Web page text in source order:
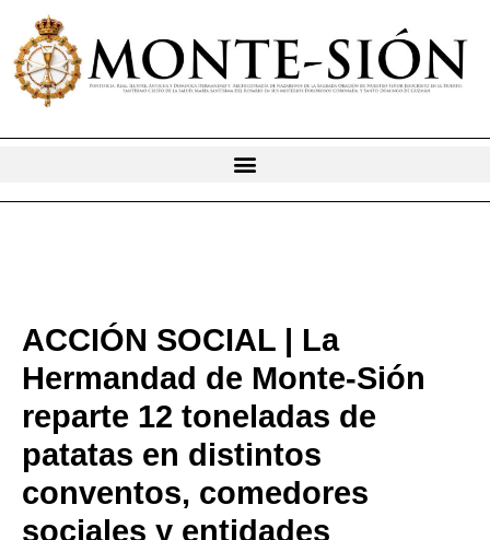
contenido
ACCIÓN SOCIAL | La
Hermandad de Monte-Sión
reparte 12 toneladas de
patatas en distintos
conventos, comedores
sociales y entidades